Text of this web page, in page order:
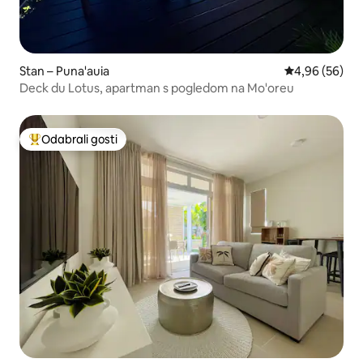
Stan – Puna'auia Prosječna
4,96 (56)
Deck du Lotus, apartman s pogledom na Mo'oreu
Među najviše rangiranima s oznakom „Odabrali gosti”
Odabrali gosti